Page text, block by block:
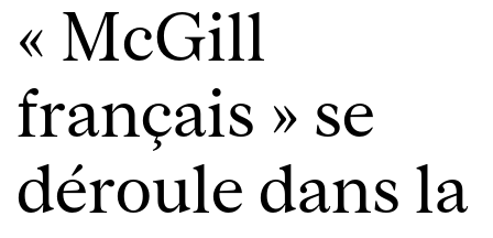
« McGill
français » se
déroule dans la